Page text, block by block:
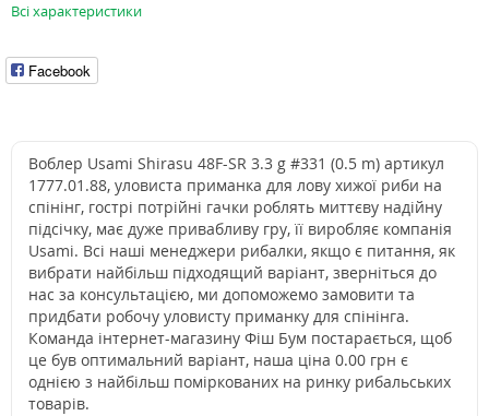
Всі характеристики
Facebook
Воблер Usami Shirasu 48F-SR 3.3 g #331 (0.5 m) артикул
1777.01.88, уловиста приманка для лову хижої риби на
спінінг, гострі потрійні гачки роблять миттєву надійну
підсічку, має дуже привабливу гру, її виробляє компанія
Usami. Всі наші менеджери рибалки, якщо є питання, як
вибрати найбільш підходящий варіант, зверніться до
нас за консультацією, ми допоможемо замовити та
придбати робочу уловисту приманку для спінінга.
Команда інтернет-магазину Фіш Бум постарається, щоб
це був оптимальний варіант, наша ціна 0.00 грн є
однією з найбільш поміркованих на ринку рибальських
товарів.